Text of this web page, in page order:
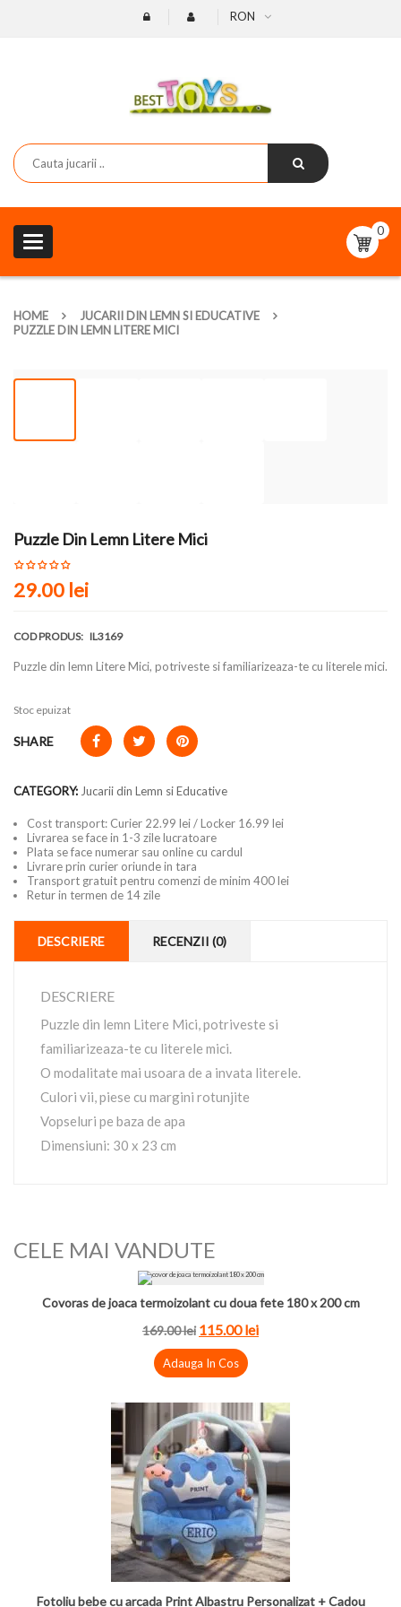
RON
Toggle
navigation
0
HOME
JUCARII DIN LEMN SI EDUCATIVE
PUZZLE DIN LEMN LITERE MICI
Puzzle Din Lemn Litere Mici
29.00 lei
COD PRODUS: IL3169
Puzzle din lemn Litere Mici, potriveste si familiarizeaza-te cu literele mici.
Stoc epuizat
SHARE
CATEGORY: Jucarii din Lemn si Educative
Cost transport: Curier 22.99 lei / Locker 16.99 lei
Livrarea se face in 1-3 zile lucratoare
Plata se face numerar sau online cu cardul
Livrare prin curier oriunde in tara
Transport gratuit pentru comenzi de minim 400 lei
Retur in termen de 14 zile
DESCRIERE RECENZII (0)
DESCRIERE
Puzzle din lemn Litere Mici, potriveste si
familiarizeaza-te cu literele mici.
O modalitate mai usoara de a invata literele.
Culori vii, piese cu margini rotunjite
Vopseluri pe baza de apa
Dimensiuni: 30 x 23 cm
CELE MAI VANDUTE
Covoras de joaca termoizolant cu doua fete 180 x 200 cm
169.00 lei 115.00 lei
Adauga In Cos
Fotoliu bebe cu arcada Print Albastru Personalizat + Cadou